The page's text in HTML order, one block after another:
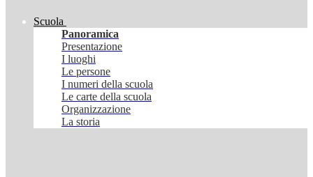
Scuola
Panoramica
Presentazione
I luoghi
Le persone
I numeri della scuola
Le carte della scuola
Organizzazione
La storia